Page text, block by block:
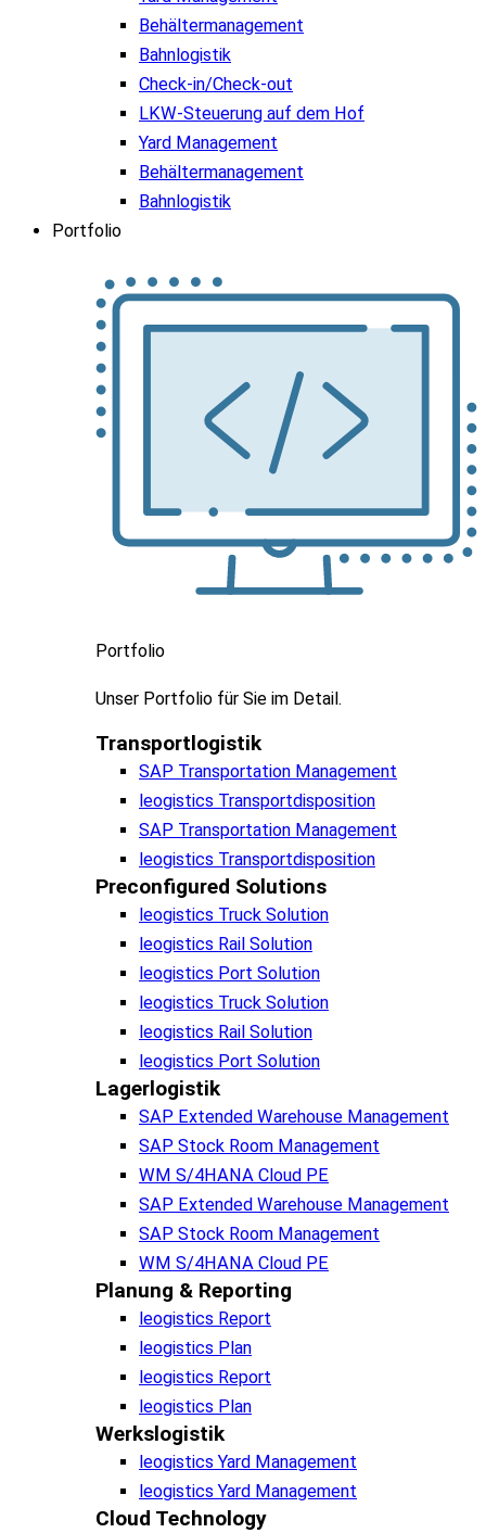
Behältermanagement
Bahnlogistik
Check-in/Check-out
LKW-Steuerung auf dem Hof
Yard Management
Behältermanagement
Bahnlogistik
Portfolio
Portfolio
Unser Portfolio für Sie im Detail.
Transportlogistik
SAP Transportation Management
leogistics Transportdisposition
SAP Transportation Management
leogistics Transportdisposition
Preconfigured Solutions
leogistics Truck Solution
leogistics Rail Solution
leogistics Port Solution
leogistics Truck Solution
leogistics Rail Solution
leogistics Port Solution
Lagerlogistik
SAP Extended Warehouse Management
SAP Stock Room Management
WM S/4HANA Cloud PE
SAP Extended Warehouse Management
SAP Stock Room Management
WM S/4HANA Cloud PE
Planung & Reporting
leogistics Report
leogistics Plan
leogistics Report
leogistics Plan
Werkslogistik
leogistics Yard Management
leogistics Yard Management
Cloud Technology